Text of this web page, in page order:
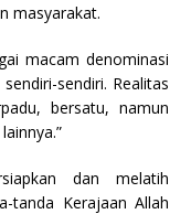
masyarakat.
macam denominasi
sendiri. Realitas
bersatu, namun
dan melatih
tanda Kerajaan Allah